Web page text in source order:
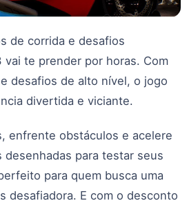
de corrida e desafios
vai te prender por horas. Com
desafios de alto nível, o jogo
divertida e viciante.
enfrente obstáculos e acelere
desenhadas para testar seus
para quem busca uma
desafiadora. E com o desconto